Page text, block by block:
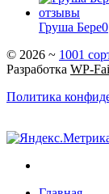
Груша Бере0
© 2026 ~ 1001
Разработка WP-
Политика